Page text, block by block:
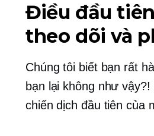
Điều đầu
theo dõi và
Chúng tôi biết bạn rất
bạn lại không như
chiến dịch đầu tiên của